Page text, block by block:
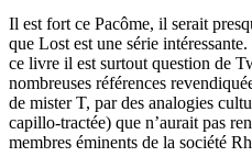
Il est fort ce Pacôme, il serait
que Lost est une série
ce livre il est surtout question de
nombreuses références
de mister T, par des analogies
capillo-tractée) que n’aurait pas
membres éminents de la société